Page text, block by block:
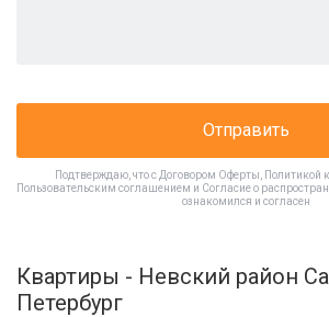
Отправить
Подтверждаю, что с Договором Оферты Политикой
Пользовательским соглашением и Согласие о
ознакомился и согласен
Квартиры - Невский район
Петербург